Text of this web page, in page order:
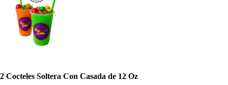
2 Cocteles Soltera Con Casada de 12 Oz